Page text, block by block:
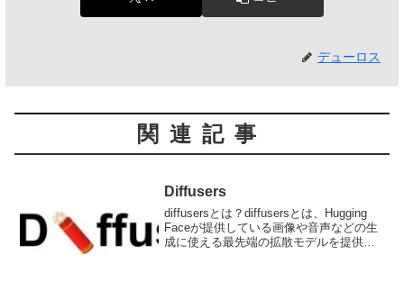
デューロス
関連記事
Diffusers
diffusersとは？diffusersとは、Hugging
Faceが提供している画像や音声などの生
成に使える最先端の拡散モデルを提供す